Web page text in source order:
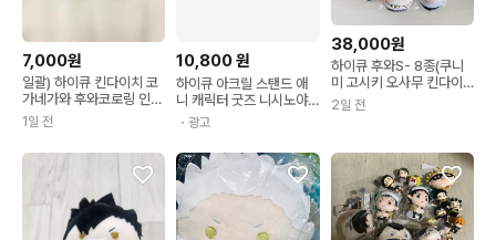
7,000원
일괄) 하이큐 킨다이치 코
가네가와 후와코로링 인형
누이
1일 전
10,800원
하이큐 아크릴 스탠드 애
니 캐릭터 굿즈 니시노야
켄마 카게야마
・광고
38,000원
하이큐 후와S- 8종(쿠니
미 고시키 오사무 킨다이
치 츠키2종 얌굿 코가)
2일 전